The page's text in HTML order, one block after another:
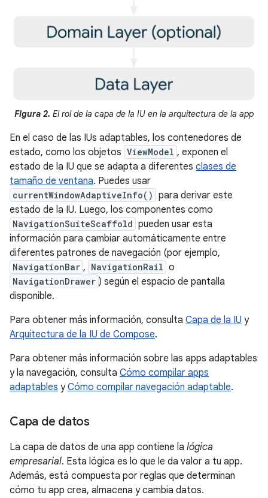
Figura 2. El rol de la capa de la IU en la arquitectura de la app
En el caso de las IUs adaptables, los contenedores de
estado, como los objetos ViewModel , exponen el
estado de la IU que se adapta a diferentes clases de
tamaño de ventana. Puedes usar
currentWindowAdaptiveInfo() para derivar este
estado de la IU. Luego, los componentes como
NavigationSuiteScaffold pueden usar esta
información para cambiar automáticamente entre
diferentes patrones de navegación (por ejemplo,
NavigationBar , NavigationRail o
NavigationDrawer ) según el espacio de pantalla
disponible.
Para obtener más información, consulta Capa de la IU y
Arquitectura de la IU de Compose.
Para obtener más información sobre las apps adaptables
y la navegación, consulta Cómo compilar apps
adaptables yCómo compilar navegación adaptable.
Capa de datos
La capa de datos de una app contiene la lógica
empresarial. Esta lógica es lo que le da valor a tu app.
Además, está compuesta por reglas que determinan
cómo tu app crea, almacena y cambia datos.